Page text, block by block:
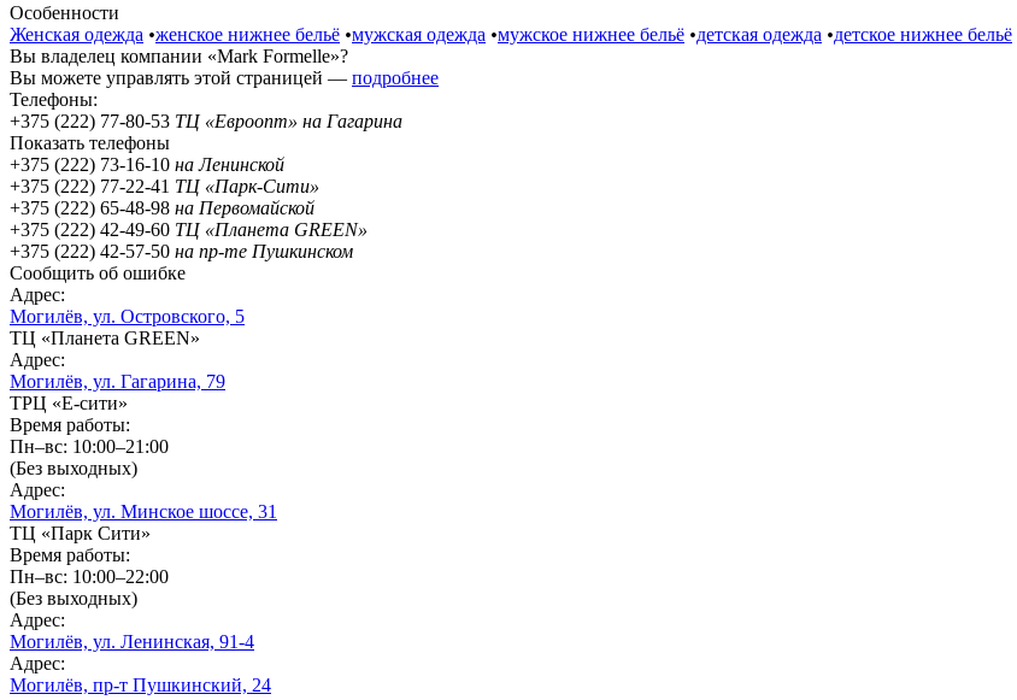
Особенности
Женская одежда •женское нижнее бельё •мужская одежда •мужское нижнее бельё •детская одежда •детское нижнее бельё
Вы владелец компании «Mark Formelle»?
Вы можете управлять этой страницей — подробнее
Телефоны:
+375 (222) 77-80-53 ТЦ «Евроопт» на Гагарина
Показать телефоны
+375 (222) 73-16-10 на Ленинской
+375 (222) 77-22-41 ТЦ «Парк-Сити»
+375 (222) 65-48-98 на Первомайской
+375 (222) 42-49-60 ТЦ «Планета GREEN»
+375 (222) 42-57-50 на пр-те Пушкинском
Сообщить об ошибке
Адрес:
Могилёв, ул. Островского, 5
ТЦ «Планета GREEN»
Адрес:
Могилёв, ул. Гагарина, 79
ТРЦ «Е-сити»
Время работы:
Пн–вс: 10:00–21:00
(Без выходных)
Адрес:
Могилёв, ул. Минское шоссе, 31
ТЦ «Парк Сити»
Время работы:
Пн–вс: 10:00–22:00
(Без выходных)
Адрес:
Могилёв, ул. Ленинская, 91-4
Адрес:
Могилёв, пр-т Пушкинский, 24